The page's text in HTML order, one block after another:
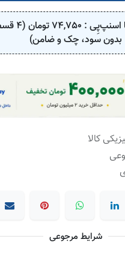
اسنپ‌پِی : 74,750
بدون سود، چک و ضامن)
کالا
شرایط مرجوعی